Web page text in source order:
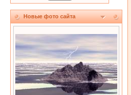
Новые фото сайта